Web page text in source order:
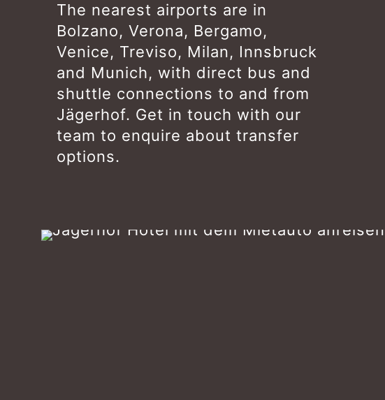
The nearest airports are in
Bolzano, Verona, Bergamo,
Venice, Treviso, Milan, Innsbruck
and Munich, with direct bus and
shuttle connections to and from
Jägerhof. Get in touch with our
team to enquire about transfer
options.